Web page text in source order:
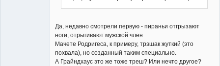
Да, недавно смотрели первую - пираньи отгрызают
ноги, отрыгивают мужской член
Мачете Родригеса, к примеру, трэшак жуткий (это
похвала), но созданный таким специально.
А Грайндхаус это же тоже треш? Или нечто другое?